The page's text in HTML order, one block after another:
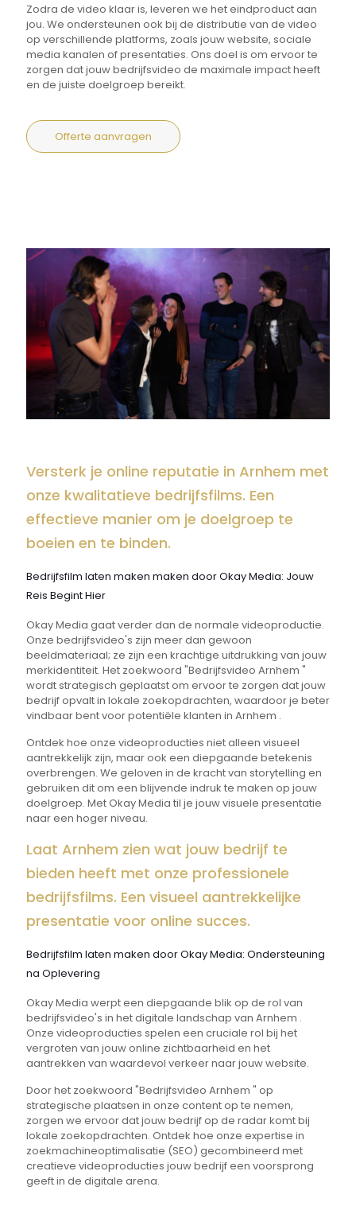
Zodra de video klaar is, leveren we het eindproduct aan
jou. We ondersteunen ook bij de distributie van de video
op verschillende platforms, zoals jouw website, sociale
media kanalen of presentaties. Ons doel is om ervoor te
zorgen dat jouw bedrijfsvideo de maximale impact heeft
en de juiste doelgroep bereikt.
Offerte aanvragen
Versterk je online reputatie in Arnhem met
onze kwalitatieve bedrijfsfilms. Een
effectieve manier om je doelgroep te
boeien en te binden.
Bedrijfsfilm laten maken maken door Okay Media: Jouw
Reis Begint Hier
Okay Media gaat verder dan de normale videoproductie.
Onze bedrijfsvideo's zijn meer dan gewoon
beeldmateriaal; ze zijn een krachtige uitdrukking van jouw
merkidentiteit. Het zoekwoord "Bedrijfsvideo Arnhem "
wordt strategisch geplaatst om ervoor te zorgen dat jouw
bedrijf opvalt in lokale zoekopdrachten, waardoor je beter
vindbaar bent voor potentiële klanten in Arnhem .
Ontdek hoe onze videoproducties niet alleen visueel
aantrekkelijk zijn, maar ook een diepgaande betekenis
overbrengen. We geloven in de kracht van storytelling en
gebruiken dit om een blijvende indruk te maken op jouw
doelgroep. Met Okay Media til je jouw visuele presentatie
naar een hoger niveau.
Laat Arnhem zien wat jouw bedrijf te
bieden heeft met onze professionele
bedrijfsfilms. Een visueel aantrekkelijke
presentatie voor online succes.
Bedrijfsfilm laten maken door Okay Media: Ondersteuning
na Oplevering
Okay Media werpt een diepgaande blik op de rol van
bedrijfsvideo's in het digitale landschap van Arnhem .
Onze videoproducties spelen een cruciale rol bij het
vergroten van jouw online zichtbaarheid en het
aantrekken van waardevol verkeer naar jouw website.
Door het zoekwoord "Bedrijfsvideo Arnhem " op
strategische plaatsen in onze content op te nemen,
zorgen we ervoor dat jouw bedrijf op de radar komt bij
lokale zoekopdrachten. Ontdek hoe onze expertise in
zoekmachineoptimalisatie (SEO) gecombineerd met
creatieve videoproducties jouw bedrijf een voorsprong
geeft in de digitale arena.